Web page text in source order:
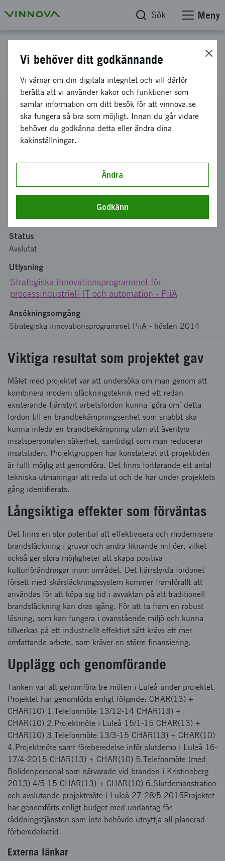
Sök Meny
Fire rescue in mines
Diarienummer
2014-05152
Koordinator
327 531 kronor
december 2014-juni 2015
Status
Avslutat
Utlysning
Strategiska innovationsprogrammet för
processindustriell IT och automation - PiiA
Ansökningsomgång
Strategiska innovationsprogrammet PiiA - hösten 2014
Viktiga resultat som projektet gav
Målet med projektet var att undersöka om man genom att
kombinera modern släckningsteknik med ett redan
existerande fjärrstyrt arbetsfordon kunna ´göra om´ detta
fordon till en brandbekämpningsenhet som snabbt ska
kunna inleda en brandbekämpning utan att äventyra
insatspersonalen säkerhet, samtidigt som man reducerar
insatstiden. Projektgruppen har konstaterat att projektidén
är fullt möjlig att genomföra. Det finns fortfarande ett antal
tekniska utmaningar att reda ut och de har under projektets
gång identifierats.
Långsiktiga effekter som förväntas
Det finns en stor potential att effektivisera och modernisera
brandsläckning i gruvor och andra liknande miljöer, vilket
också ger stora möjligheter att skapa positiva
kulturförändringar inom området. Det fjärrstyrda fordonet
försett med skärsläckningssystem kommer framförallt att
användas för att köpa sig tid i avvaktan på att traditionell
brandsläckning kan dras igång. För att ta fram en robust
lösning, som kan fungera i ovanstående miljö och kunna
tillverkas på ett industriellt effektivt sätt krävs ett mer
omfattande arbete, som kräver en större finansiering.
Upplägg och genomförande
Tanken var att genomföra tre möten i Luleå under projektet.
Projektet har genomförts enligt följande: CHAR(13) +
CHAR(10) 1.Telefonmöte 13/12-14 CHAR(13) +
CHAR(10) 2.Projektmöte i Luleå 15/1-15 CHAR(13) +
CHAR(10) 3.Telefonmöte 13/3-15 CHAR(13) + CHAR(10)
4.Projektmöte samt föreberedelse inför slutdemo i Luleå 16-
17/4-2015 CHAR(13) + CHAR(10) 5.Telefonmöte (med
Bolidenpersonal som närvarade vid branden i Kristineberg
2013) 4/5-15 CHAR(13) + CHAR(10) 6.Slutdemonstration
och avslutande projektmöte i Luleå 27-28/5-2015Projektet
har genomförts enligt budget med undantag för
räddningstjänsten som inte behövde utnyttja all planerad
förberedelsetid.
Externa länkar
Vi behöver ditt godkännande
Vi värnar om din digitala integritet och vill därför
berätta att vi använder kakor och funktioner som
samlar information om ditt besök för att vinnova.se
ska fungera så bra som möjligt. Innan du går vidare
behöver du godkänna detta eller ändra dina
kakinställningar.
Ändra
Godkänn